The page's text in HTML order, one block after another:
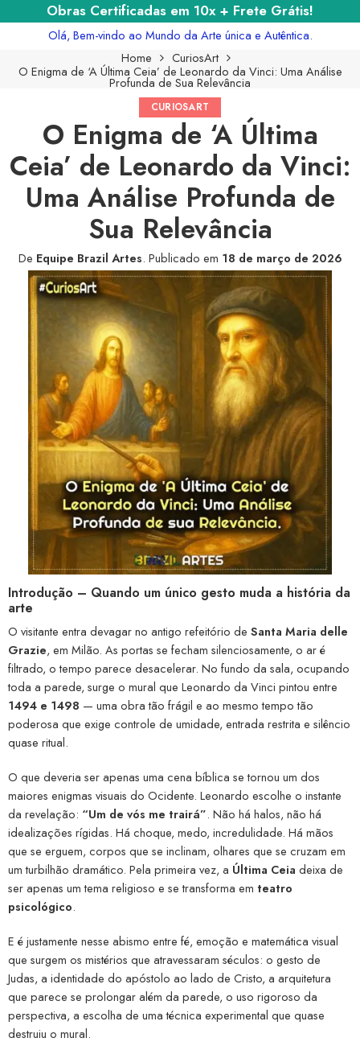
Obras Certificadas em 10x + Frete Grátis!
Olá, Bem-vindo ao Mundo da Arte única e Autêntica.
Home
CuriosArt
O Enigma de ‘A Última Ceia’ de Leonardo da Vinci: Uma Análise
Profunda de Sua Relevância
CURIOSART
O Enigma de ‘A Última
Ceia’ de Leonardo da Vinci:
Uma Análise Profunda de
Sua Relevância
De Equipe Brazil Artes. Publicado em 18 de março de 2026
Introdução – Quando um único gesto muda a história da
arte
O visitante entra devagar no antigo refeitório de Santa Maria delle
Grazie, em Milão. As portas se fecham silenciosamente, o ar é
filtrado, o tempo parece desacelerar. No fundo da sala, ocupando
toda a parede, surge o mural que Leonardo da Vinci pintou entre
1494 e 1498 — uma obra tão frágil e ao mesmo tempo tão
poderosa que exige controle de umidade, entrada restrita e silêncio
quase ritual.
O que deveria ser apenas uma cena bíblica se tornou um dos
maiores enigmas visuais do Ocidente. Leonardo escolhe o instante
da revelação: “Um de vós me trairá”. Não há halos, não há
idealizações rígidas. Há choque, medo, incredulidade. Há mãos
que se erguem, corpos que se inclinam, olhares que se cruzam em
um turbilhão dramático. Pela primeira vez, a Última Ceia deixa de
ser apenas um tema religioso e se transforma em teatro
psicológico.
E é justamente nesse abismo entre fé, emoção e matemática visual
que surgem os mistérios que atravessaram séculos: o gesto de
Judas, a identidade do apóstolo ao lado de Cristo, a arquitetura
que parece se prolongar além da parede, o uso rigoroso da
perspectiva, a escolha de uma técnica experimental que quase
destruiu o mural.